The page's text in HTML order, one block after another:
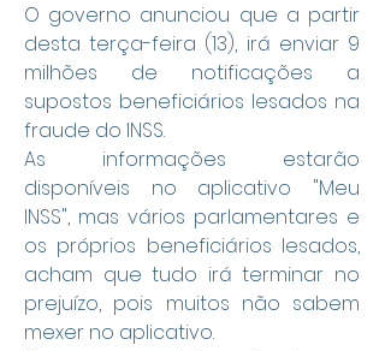
O governo anunciou que a partir
desta terça-feira (13), irá enviar 9
milhões de notificações a
supostos beneficiários lesados na
fraude do INSS.
As informações estarão
disponíveis no aplicativo "Meu
INSS", mas vários parlamentares e
os próprios beneficiários lesados,
acham que tudo irá terminar no
prejuízo, pois muitos não sabem
mexer no aplicativo.